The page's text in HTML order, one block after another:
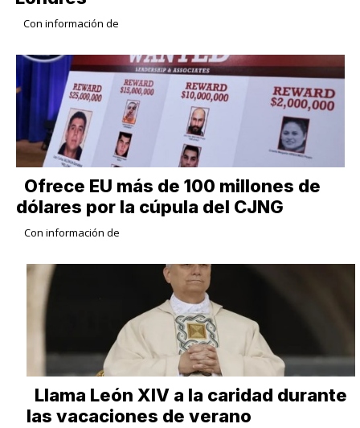
Con información de
Ofrece EU más de 100 millones de
dólares por la cúpula del CJNG
Con información de
Llama León XIV a la caridad durante
las vacaciones de verano